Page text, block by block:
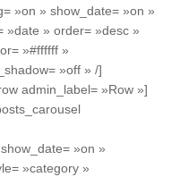
»on » show_date= »on »
»date » order= »desc »
»#ffffff »
»off » /]
admin_label= »Row »]
»on »
»category »